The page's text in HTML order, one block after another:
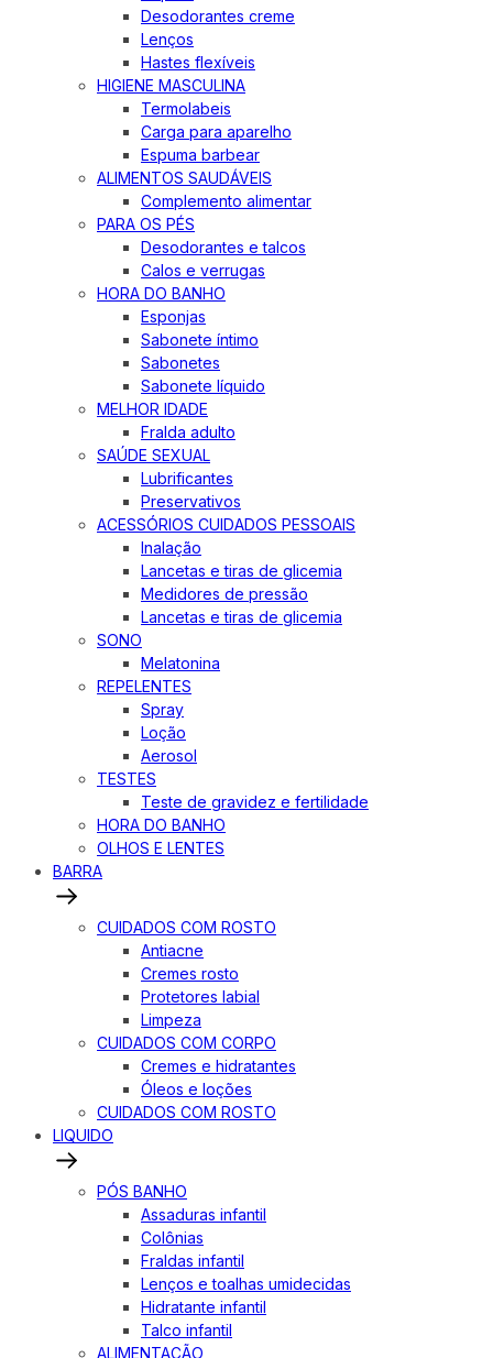
Desodorantes creme
Lenços
Hastes flexíveis
HIGIENE MASCULINA
Termolabeis
Carga para aparelho
Espuma barbear
ALIMENTOS SAUDÁVEIS
Complemento alimentar
PARA OS PÉS
Desodorantes e talcos
Calos e verrugas
HORA DO BANHO
Esponjas
Sabonete íntimo
Sabonetes
Sabonete líquido
MELHOR IDADE
Fralda adulto
SAÚDE SEXUAL
Lubrificantes
Preservativos
ACESSÓRIOS CUIDADOS PESSOAIS
Inalação
Lancetas e tiras de glicemia
Medidores de pressão
Lancetas e tiras de glicemia
SONO
Melatonina
REPELENTES
Spray
Loção
Aerosol
TESTES
Teste de gravidez e fertilidade
HORA DO BANHO
OLHOS E LENTES
BARRA
CUIDADOS COM ROSTO
Antiacne
Cremes rosto
Protetores labial
Limpeza
CUIDADOS COM CORPO
Cremes e hidratantes
Óleos e loções
CUIDADOS COM ROSTO
LIQUIDO
PÓS BANHO
Assaduras infantil
Colônias
Fraldas infantil
Lenços e toalhas umidecidas
Hidratante infantil
Talco infantil
ALIMENTAÇÃO